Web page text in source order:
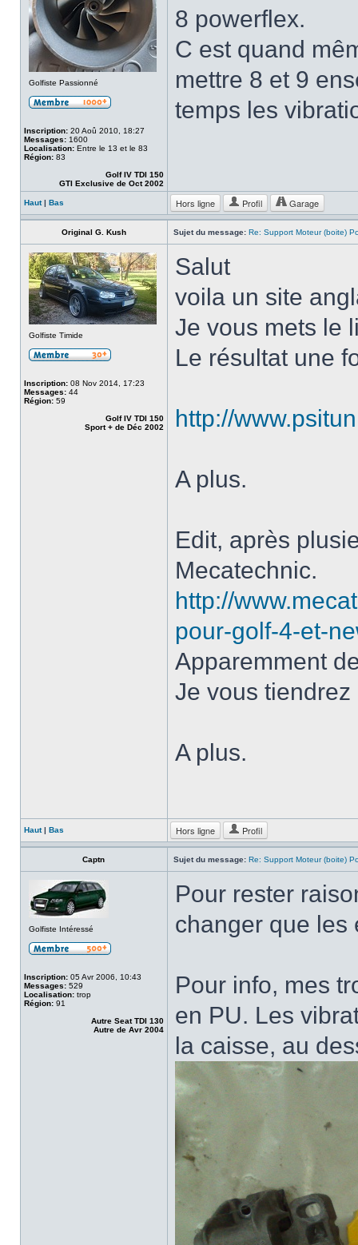
Golfiste Passionné
Inscription: 20 Aoû 2010, 18:27
Messages: 1600
Localisation: Entre le 13 et le 83
Région: 83
Golf IV TDI 150
GTI Exclusive de Oct 2002
8 powerflex.
C est quand
mettre 8 et 9
temps les
Haut| Bas Hors ligne Profil Garage
Original G. Kush Sujet du message: Re: Support Moteur (boite)
Golfiste Timide
Inscription: 08 Nov 2014, 17:23
Messages: 44
Région: 59
Golf IV TDI 150
Sport + de Déc 2002
Salut
voila un site
Je vous mets le
Le résultat une
http://
A plus.
Edit, après
Mecatechnic.
http://
pour-golf-4-et-
Apparemment
Je vous
A plus.
Haut| Bas Hors ligne Profil
Captn Sujet du message: Re: Support Moteur (boite)
Golfiste Intéressé
Inscription: 05 Avr 2006, 10:43
Messages: 529
Localisation: trop
Région: 91
Autre Seat TDI 130
Autre de Avr 2004
Pour rester
changer que les
Pour info, mes
en PU. Les
la caisse, au